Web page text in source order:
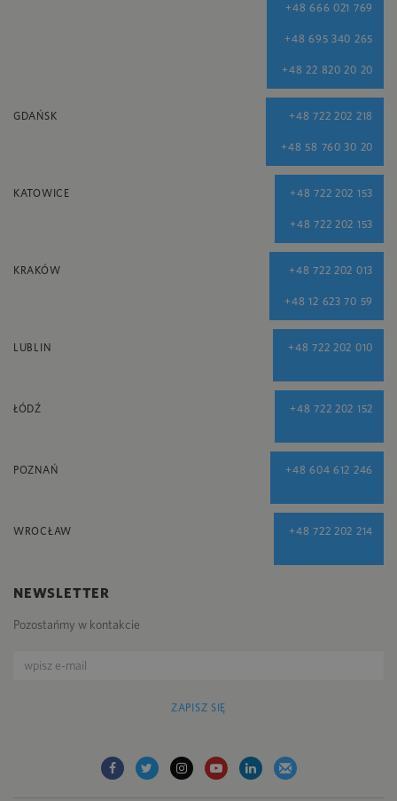
+48 666 021 769
+48 695 340 265
+48 22 820 20 20
GDAŃSK +48 722 202 218
+48 58 760 30 20
KATOWICE +48 722 202 153
+48 722 202 153
KRAKÓW +48 722 202 013
+48 12 623 70 59
LUBLIN +48 722 202 010
ŁÓDŹ +48 722 202 152
POZNAŃ +48 604 612 246
WROCŁAW +48 722 202 214
NEWSLETTER
Pozostańmy w kontakcie
ZAPISZ SIĘ